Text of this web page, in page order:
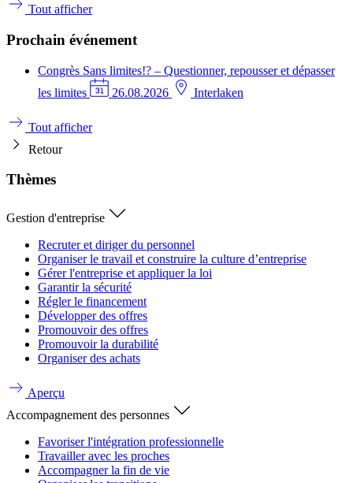
Tout afficher
Prochain événement
Congrès Sans limites!? – Questionner, repousser et dépasser
les limites
26.08.2026 Interlaken
Tout afficher
Retour
Thèmes
Gestion d'entreprise
Recruter et diriger du personnel
Organiser le travail et construire la culture d’entreprise
Gérer l'entreprise et appliquer la loi
Garantir la sécurité
Régler le financement
Développer des offres
Promouvoir des offres
Promouvoir la durabilité
Organiser des achats
Aperçu
Accompagnement des personnes
Favoriser l'intégration professionnelle
Travailler avec les proches
Accompagner la fin de vie